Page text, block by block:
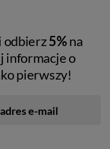
odbierz5%na
informacje o
pierwszy!
e-mail